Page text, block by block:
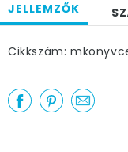
JELLEMZŐK
Cikkszám: